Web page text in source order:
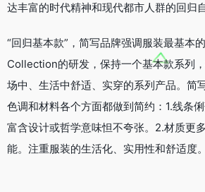
达丰富的时代精神和现代都市人群的回归
“回归基本款”，简写品牌强调服装最基本
Collection的研发，保持一个基本款系列
场中、生活中舒适、实穿的系列产品。简
色调和材料各个方面都做到简约：1.线条
富含设计或哲学意味怛不夸张。2.材质更
能。注重服装的生活化、实用性和舒适度。